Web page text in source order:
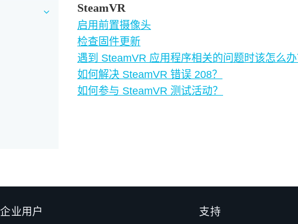
SteamVR
启用前置摄像头
检查固件更新
遇到 SteamVR 应用程序相关的问题时该怎么办
如何解决 SteamVR 错误 208？
如何参与 SteamVR 测试活动？
企业用户 支持